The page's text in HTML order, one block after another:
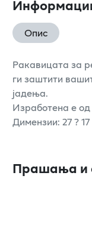
Опис
Ракавицата за
ги заштити
јадења.
Изработена е
Димензии: 27 ?
Прашања и